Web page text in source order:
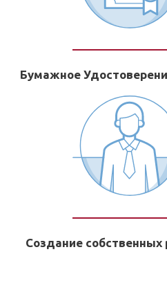
Бумажное
Создание собственных